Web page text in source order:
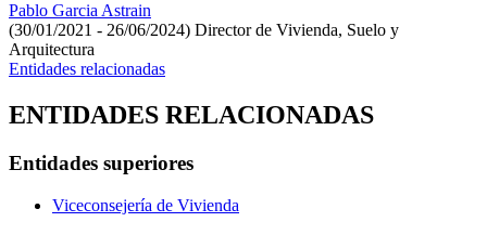
Pablo Garcia Astrain
(30/01/2021 - 26/06/2024) Director de Vivienda, Suelo y
Arquitectura
Entidades relacionadas
ENTIDADES RELACIONADAS
Entidades superiores
Viceconsejería de Vivienda